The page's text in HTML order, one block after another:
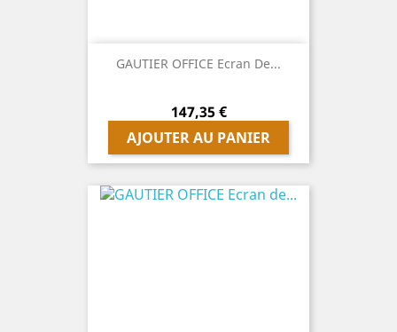
GAUTIER OFFICE Ecran De...
Prix
147,35 €
AJOUTER AU PANIER